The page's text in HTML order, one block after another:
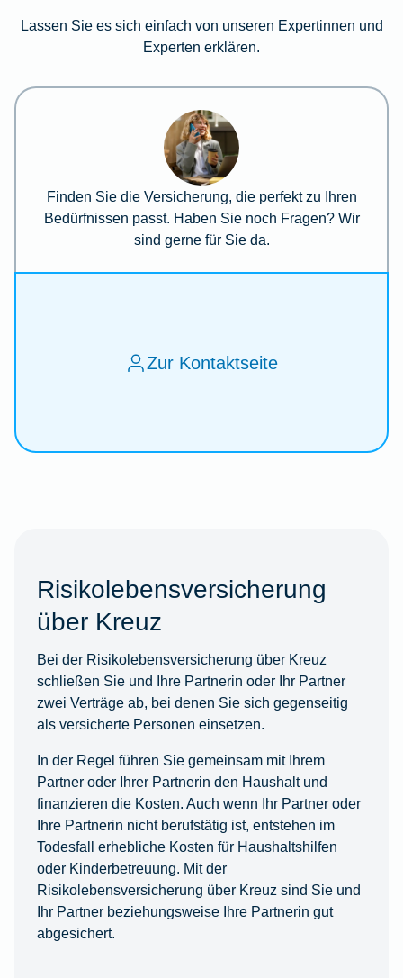
Lassen Sie es sich einfach von unseren Expertinnen und
Experten erklären.
Finden Sie die Versicherung, die perfekt zu Ihren
Bedürfnissen passt. Haben Sie noch Fragen? Wir
sind gerne für Sie da.
Zur Kontaktseite
Risikolebensversicherung
über Kreuz
Bei der Risikolebensversicherung über Kreuz
schließen Sie und Ihre Partnerin oder Ihr Partner
zwei Verträge ab, bei denen Sie sich gegenseitig
als versicherte Personen einsetzen.
In der Regel führen Sie gemeinsam mit Ihrem
Partner oder Ihrer Partnerin den Haushalt und
finanzieren die Kosten. Auch wenn Ihr Partner oder
Ihre Partnerin nicht berufstätig ist, entstehen im
Todesfall erhebliche Kosten für Haushaltshilfen
oder Kinderbetreuung. Mit der
Risikolebensversicherung über Kreuz sind Sie und
Ihr Partner beziehungsweise Ihre Partnerin gut
abgesichert.